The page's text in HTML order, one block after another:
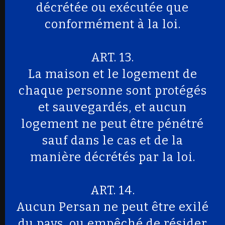
décrétée ou exécutée que
conformément à la loi.
ART. 13.
La maison et le logement de
chaque personne sont protégés
et sauvegardés, et aucun
logement ne peut être pénétré
sauf dans le cas et de la
manière décrétés par la loi.
ART. 14.
Aucun Persan ne peut être exilé